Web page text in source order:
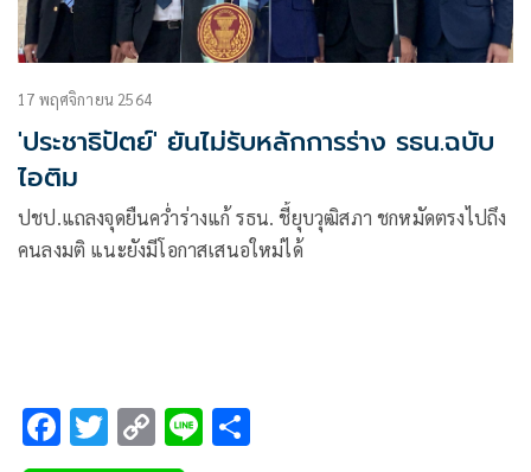
17 พฤศจิกายน 2564
'ประชาธิปัตย์' ยันไม่รับหลักการร่าง รธน.ฉบับ
ไอติม
ปชป.แถลงจุดยืนคว่ำร่างแก้ รธน. ชี้ยุบวุฒิสภา ชกหมัดตรงไปถึง
คนลงมติ แนะยังมีโอกาสเสนอใหม่ได้
F T C Li